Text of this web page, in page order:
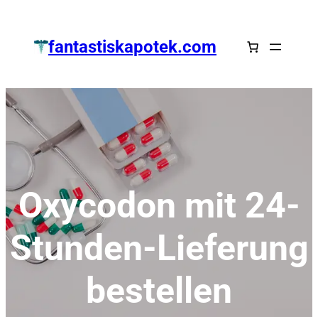
springenfantastiskapotek.com
Oxycodon mit 24-
Stunden-Lieferung
bestellen